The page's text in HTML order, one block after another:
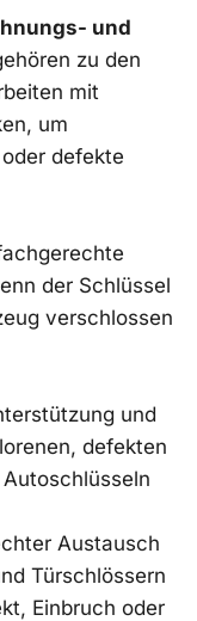
und
zu den
mit
um
defekte
der Schlüssel
verschlossen
und
defekten
Austausch
Türschlössern
Einbruch oder